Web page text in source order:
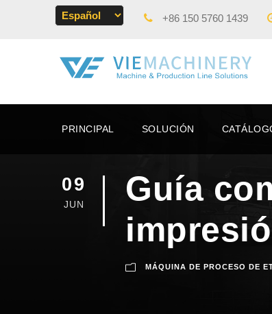
+86 150 5760 1439
PRINCIPAL SOLUCIÓN
09
JUN
Guía
MÁQUINA DE PROCESO DE